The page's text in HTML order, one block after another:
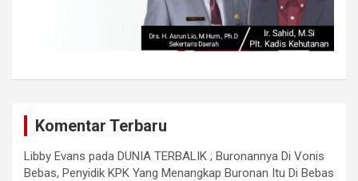
Komentar Terbaru
Libby Evans pada DUNIA TERBALIK ; Buronannya Di Vonis
Bebas, Penyidik KPK Yang Menangkap Buronan Itu Di Bebas